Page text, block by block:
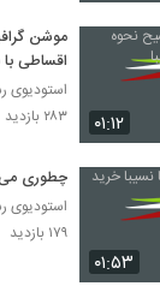
۰۱:۱۲
موشن
اقساطی با
استودیوی
۲۸۳ بازدید
۰۱:۵۳
چطوری
استودیوی
۱۷۹ بازدید